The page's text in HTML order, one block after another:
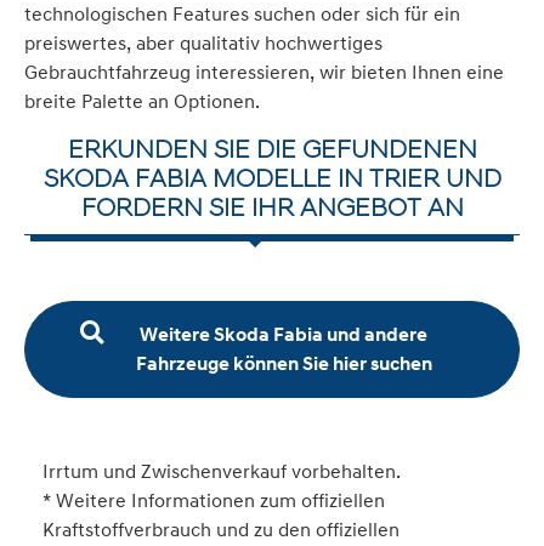
technologischen Features suchen oder sich für ein
preiswertes, aber qualitativ hochwertiges
Gebrauchtfahrzeug interessieren, wir bieten Ihnen eine
breite Palette an Optionen.
ERKUNDEN SIE DIE GEFUNDENEN
SKODA FABIA MODELLE IN TRIER UND
FORDERN SIE IHR ANGEBOT AN
Weitere Skoda Fabia und andere
Fahrzeuge können Sie hier suchen
Irrtum und Zwischenverkauf vorbehalten.
* Weitere Informationen zum offiziellen
Kraftstoffverbrauch und zu den offiziellen